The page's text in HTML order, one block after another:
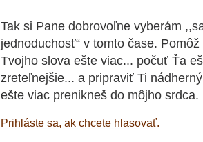
Tak si Pane dobrovoľne vyberám
jednoduchosť“ v tomto čase.
Tvojho slova ešte viac... počuť Ťa
zreteľnejšie... a pripraviť Ti
ešte viac prenikneš do môjho srdca.
Prihláste sa, ak chcete hlasovať.